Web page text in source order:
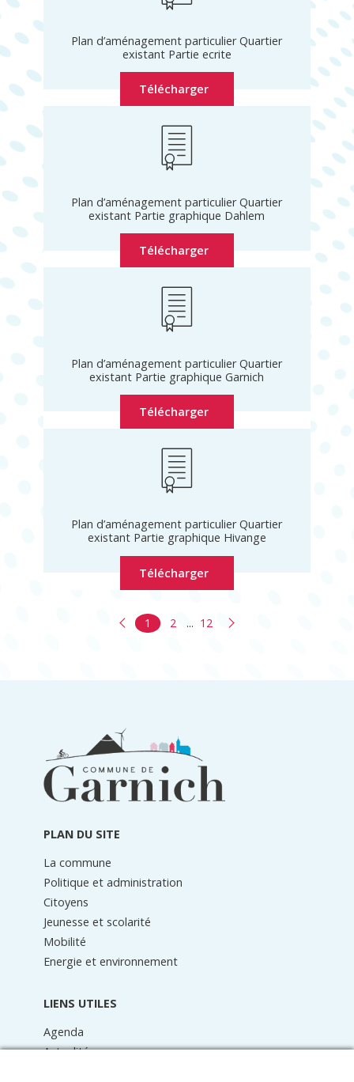
Plan d’aménagement particulier Quartier
existant Partie ecrite
Télécharger
Plan d’aménagement particulier Quartier
existant Partie graphique Dahlem
Télécharger
Plan d’aménagement particulier Quartier
existant Partie graphique Garnich
Télécharger
Plan d’aménagement particulier Quartier
existant Partie graphique Hivange
Télécharger
1 2 ... 12
Informations
PLAN DU SITE
La commune
Politique et administration
Citoyens
Jeunesse et scolarité
Mobilité
Energie et environnement
LIENS UTILES
Agenda
Actualités